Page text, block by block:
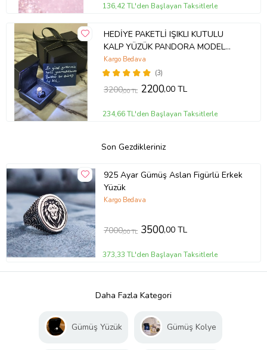
136,42 TL'den Başlayan Taksitlerle
HEDİYE PAKETLİ IŞIKLI KUTULU
KALP YÜZÜK PANDORA MODEL
YÜZÜK
(3)
Kargo Bedava
3200,00 TL 2200,00 TL
234,66 TL'den Başlayan Taksitlerle
Son Gezdikleriniz
925 Ayar Gümüş Aslan Figürlü Erkek
Yüzük
Kargo Bedava
7000,00 TL 3500,00 TL
373,33 TL'den Başlayan Taksitlerle
Daha Fazla Kategori
Gümüş Yüzük Gümüş Kolye